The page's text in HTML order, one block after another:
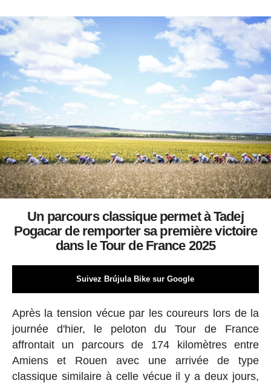
Un parcours classique permet à Tadej
Pogacar de remporter sa première victoire
dans le Tour de France 2025
Suivez Brújula Bike sur Google
Après la tension vécue par les coureurs lors de la
journée d'hier, le peloton du Tour de France
affrontait un parcours de 174 kilomètres entre
Amiens et Rouen avec une arrivée de type
classique similaire à celle vécue il y a deux jours,